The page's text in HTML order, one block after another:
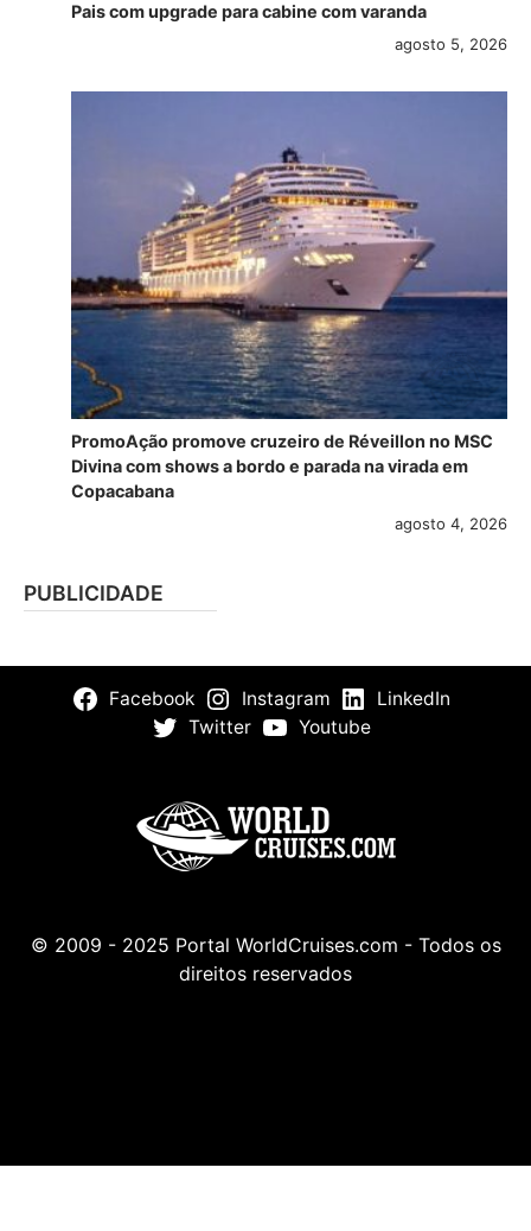
Pais com upgrade para cabine com varanda
agosto 5, 2026
PromoAção promove cruzeiro de Réveillon no MSC
Divina com shows a bordo e parada na virada em
Copacabana
agosto 4, 2026
PUBLICIDADE
Facebook Instagram
LinkedIn
Twitter
Youtube
© 2009 - 2025 Portal WorldCruises.com - Todos os
direitos reservados